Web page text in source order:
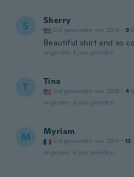
S Sherry
Lid geworden van 2019 · 9
Beautiful shirt and so
ongeveer 6 jaar geleden
T Tina
Lid geworden van 2018 · 4
ongeveer 6 jaar geleden
M Myriam
Lid geworden van 2017 · 13
ongeveer 6 jaar geleden